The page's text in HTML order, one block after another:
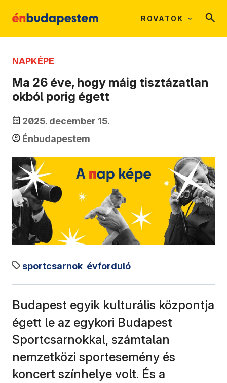
ROVATOK
NAPKÉPE
Ma 26 éve, hogy máig tisztázatlan
okból porig égett
2025. december 15.
Énbudapestem
sportcsarnok évforduló
Budapest egyik kulturális központja
égett le az egykori Budapest
Sportcsarnokkal, számtalan
nemzetközi sportesemény és
koncert színhelye volt. És a